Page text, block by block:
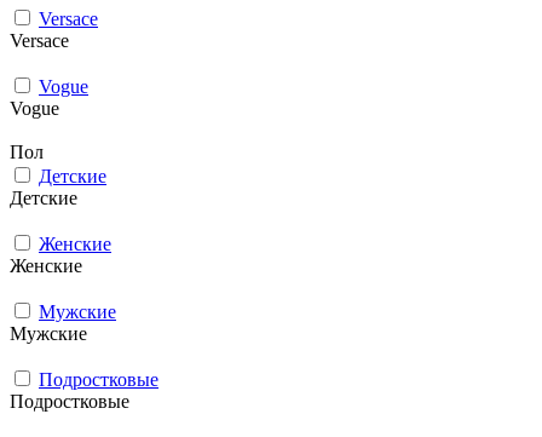
Versace
Versace
Vogue
Vogue
Пол
Детские
Детские
Женские
Женские
Мужcкие
Мужcкие
Подростковые
Подростковые